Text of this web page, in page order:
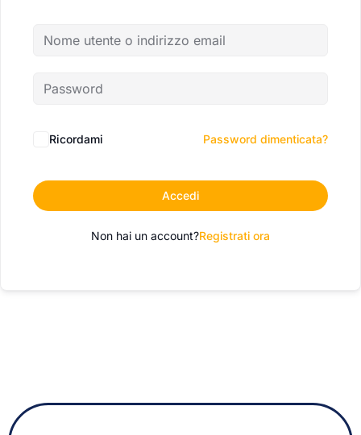
Ricordami Password dimenticata?
Accedi
Non hai un account?Registrati ora